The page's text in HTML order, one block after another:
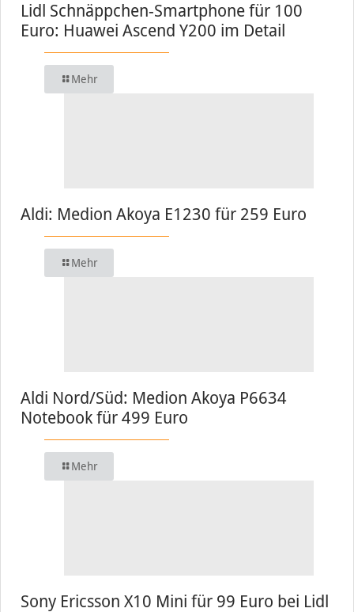
Lidl Schnäppchen-Smartphone für 100
Euro: Huawei Ascend Y200 im Detail
Mehr
Aldi: Medion Akoya E1230 für 259 Euro
Mehr
Aldi Nord/Süd: Medion Akoya P6634
Notebook für 499 Euro
Mehr
Sony Ericsson X10 Mini für 99 Euro bei Lidl